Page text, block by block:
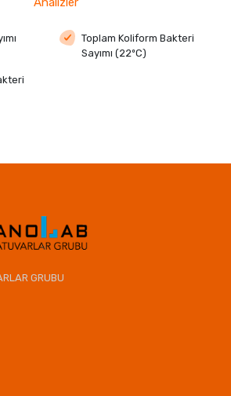
Toplam Koliform Bakteri
Sayımı (22ºC)
GRUBU